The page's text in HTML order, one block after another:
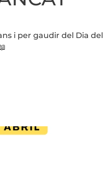
i per gaudir del Dia del